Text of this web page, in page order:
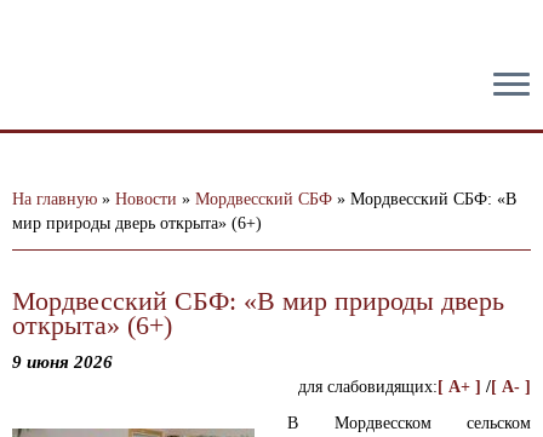
На главную » Новости » Мордвесский СБФ » Мордвесский СБФ: «В
мир природы дверь открыта» (6+)
Мордвесский СБФ: «В мир природы дверь
открыта» (6+)
9 июня 2026
для слабовидящих: [ A+ ] /[ A- ]
В Мордвесском сельском